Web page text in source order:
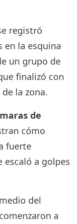
registró
en la esquina
un grupo de
finalizó con
la zona.
de
cómo
fuerte
escaló a golpes
del
a